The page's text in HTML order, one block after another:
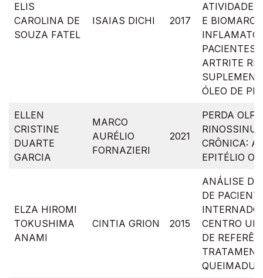
ELIS
CAROLINA DE
SOUZA FATEL
ISAIAS DICHI 2017
ATIVIDADE
E
PACIENTES
ARTRITE
ÓLEO DE
ELLEN
CRISTINE
DUARTE
GARCIA
MARCO
AURÉLIO
FORNAZIERI
2021
PERDA
CRÔNICA:
EPITÉLIO
ELZA HIROMI
TOKUSHIMA
ANAMI
CINTIA GRION 2015
ANÁLISE
DE
CENTRO
DE